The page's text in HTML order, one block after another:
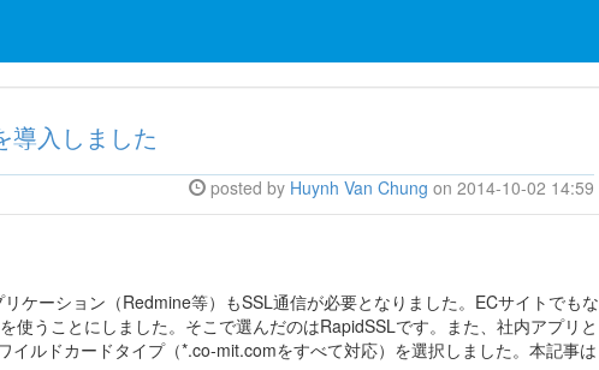
導入しました
posted by Huynh Van Chung on 2014-10-02 14:59
ケーション（Redmine等）もSSL通信が必要となりました。ECサイトでもな
使うことにしました。そこで選んだのはRapidSSLです。また、社内アプリと
ルドカードタイプ（*.co-mit.comをすべて対応）を選択しました。本記事は